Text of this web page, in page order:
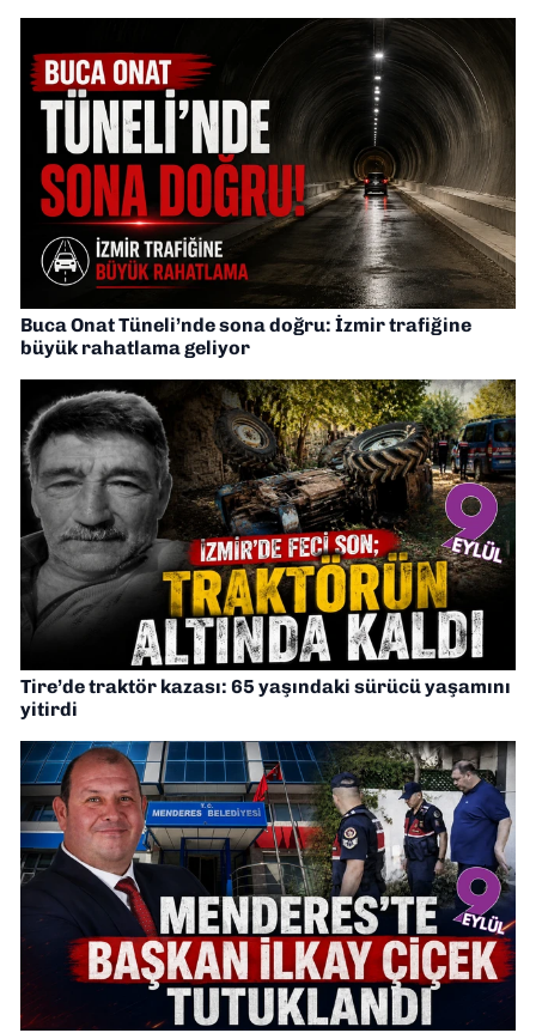
Buca Onat Tüneli’nde sona doğru: İzmir trafiğine
büyük rahatlama geliyor
Tire’de traktör kazası: 65 yaşındaki sürücü yaşamını
yitirdi